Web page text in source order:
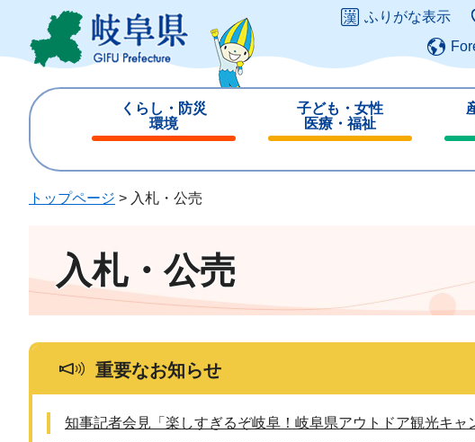
ジ
ュ
ふりがな表示
くらし・防災
環境
じ
子ども・女性
医療・福祉
じ
じ
トップページ > 入札・公売
入札・公売
重要なお知らせ
知事記者会見「楽しすぎるぞ岐阜！岐阜県アウトドア観光キャ